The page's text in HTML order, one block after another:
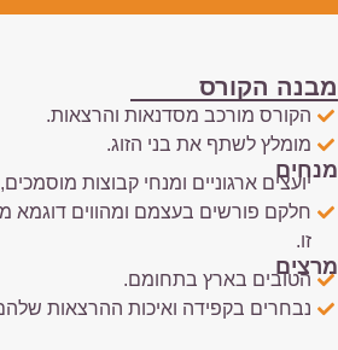
מבנה הקורס
הקורס מורכב מסדנאות והרצאות.
מומלץ לשתף את בני הזוג.
מנחים
יועצים ארגוניים ומנחי קבוצות
חלקם פורשים בעצמם ומהווים דוגמא
זו.
מרצים
הטובים בארץ בתחומם.
נבחרים בקפידה ואיכות ההרצאות